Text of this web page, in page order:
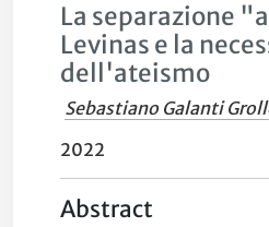
La separazione
Levinas e la
dell'ateismo
Sebastiano Galanti
2022
Abstract